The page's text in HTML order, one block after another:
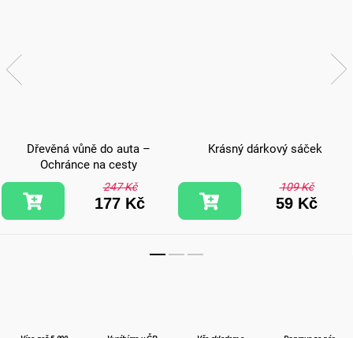
Dřevěná vůně do auta –
Ochránce na cesty
247 Kč
177 Kč
Krásný dárkový sáček
109 Kč
59 Kč